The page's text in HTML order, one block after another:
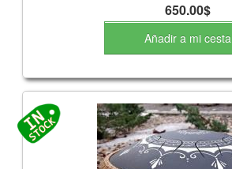
650.00$
Añadir a mi cesta